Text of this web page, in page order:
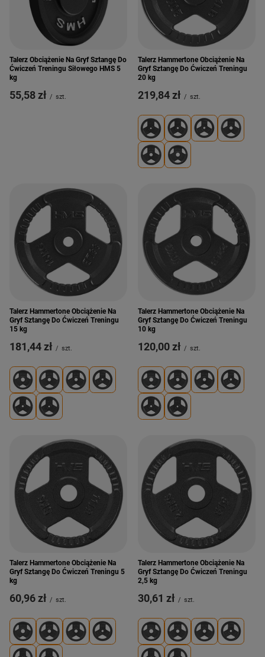
Talerz Obciążenie Na Gryf Sztangę Do
Ćwiczeń Treningu Siłowego HMS 5
kg
55,58 zł / szt.
Talerz Hammertone Obciążenie Na
Gryf Sztangę Do Ćwiczeń Treningu
20 kg
219,84 zł / szt.
Talerz Hammertone Obciążenie Na
Gryf Sztangę Do Ćwiczeń Treningu
15 kg
181,44 zł / szt.
Talerz Hammertone Obciążenie Na
Gryf Sztangę Do Ćwiczeń Treningu
10 kg
120,00 zł / szt.
Talerz Hammertone Obciążenie Na
Gryf Sztangę Do Ćwiczeń Treningu 5
kg
60,96 zł / szt.
Talerz Hammertone Obciążenie Na
Gryf Sztangę Do Ćwiczeń Treningu
2,5 kg
30,61 zł / szt.